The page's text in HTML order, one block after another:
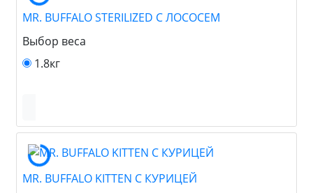
MR. BUFFALO STERILIZED С ЛОСОСЕМ
Выбор веса
1.8кг
MR. BUFFALO KITTEN С КУРИЦЕЙ